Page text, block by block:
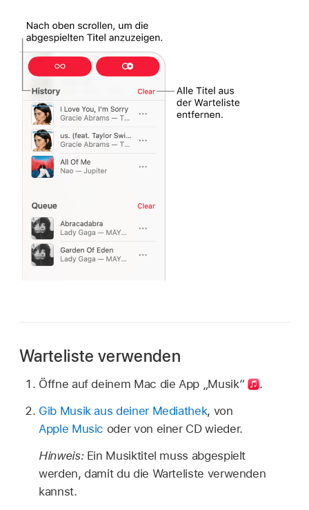
Warteliste verwenden
Öffne auf deinem Mac die App „Musik“
.
Gib Musik aus deiner Mediathek, von
Apple Music oder von einer CD wieder.
Hinweis: Ein Musiktitel muss abgespielt
werden, damit du die Warteliste verwenden
kannst.